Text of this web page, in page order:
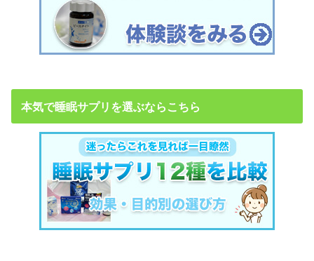
本気で睡眠サプリを選ぶならこちら